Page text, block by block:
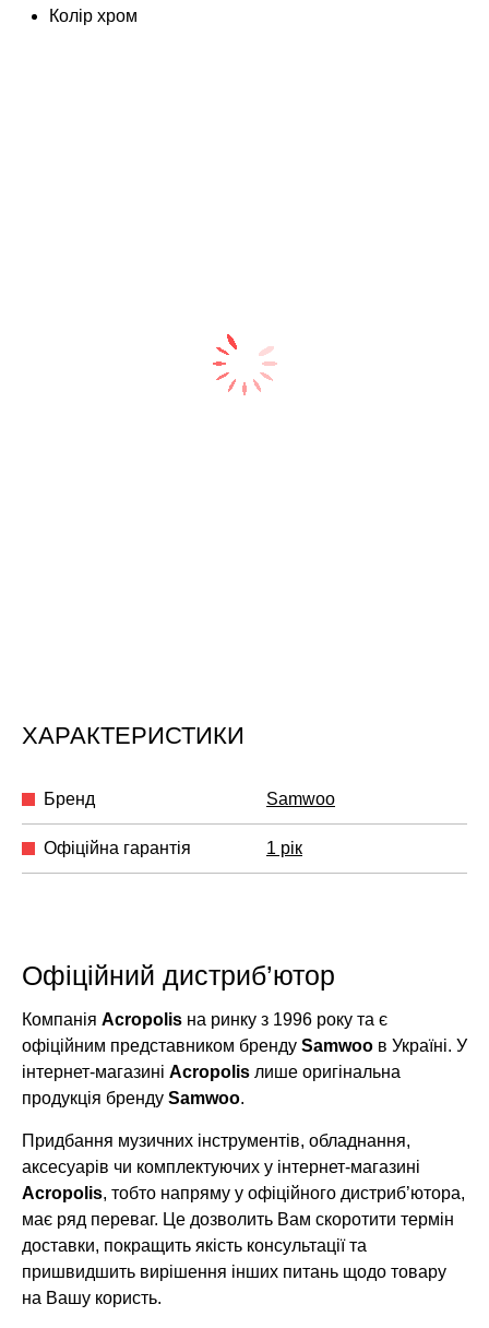
Колір хром
ХАРАКТЕРИСТИКИ
Бренд Samwoo
Офіційна гарантія 1 рік
Офіційний дистриб’ютор
Компанія Acropolis на ринку з 1996 року та є
офіційним представником бренду Samwoo в Україні. У
інтернет-магазині Acropolis лише оригінальна
продукція бренду Samwoo.
Придбання музичних інструментів, обладнання,
аксесуарів чи комплектуючих у інтернет-магазині
Acropolis, тобто напряму у офіційного дистриб’ютора,
має ряд переваг. Це дозволить Вам скоротити термін
доставки, покращить якість консультації та
пришвидшить вирішення інших питань щодо товару
на Вашу користь.